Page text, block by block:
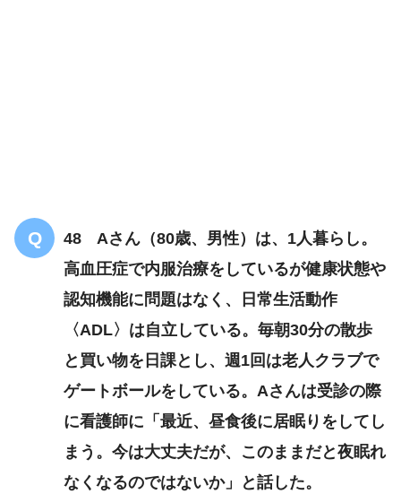
48 Aさん（80歳、男性）は、1人暮らし。
高血圧症で内服治療をしているが健康状態や
認知機能に問題はなく、日常生活動作
〈ADL〉は自立している。毎朝30分の散歩
と買い物を日課とし、週1回は老人クラブで
ゲートボールをしている。Aさんは受診の際
に看護師に「最近、昼食後に居眠りをしてし
まう。今は大丈夫だが、このままだと夜眠れ
なくなるのではないか」と話した。